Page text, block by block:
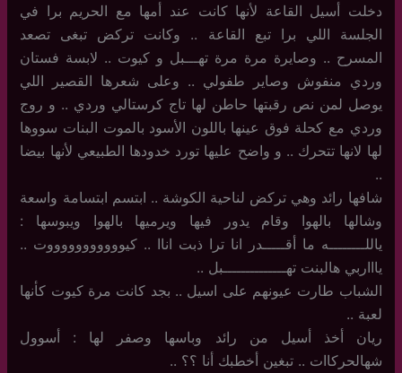
دخلت أسيل القاعة لأنها كانت عند أمها مع الحريم برا في
الجلسة اللي برا تبع القاعة .. وكانت تركض تبغى تصعد
المسرح .. وصايرة مرة مرة تهـــبل و كيوت .. لابسة فستان
وردي منفوش وصاير طفولي .. وعلى شعرها القصير اللي
يوصل لمن نص رقبتها حاطن لها تاج كرستالي وردي .. و روج
وردي مع كحلة فوق عينها باللون الأسود بالموت البنات سووها
لها لانها تتحرك .. و واضح عليها تورد خدودها الطبيعي لأنها بيضا
..
شافها رائد وهي تركض لناحية الكوشة .. ابتسم ابتسامة واسعة
وشالها بالهوا وقام يدور فيها ويرميها بالهوا ويبوسها :
ياللــــــــه ما أقـــــدر انا ترا ذبت اناا .. كيوووووووووووت ..
ياااربي هالبنت تهــــــــــــــبل ..
الشباب طارت عيونهم على اسيل .. بجد كانت مرة كيوت كأنها
لعبة ..
ريان أخذ أسيل من رائد وباسها وصفر لها : أسوول
شهالحركاات .. تبغين أخطبك أنا ؟؟ ..